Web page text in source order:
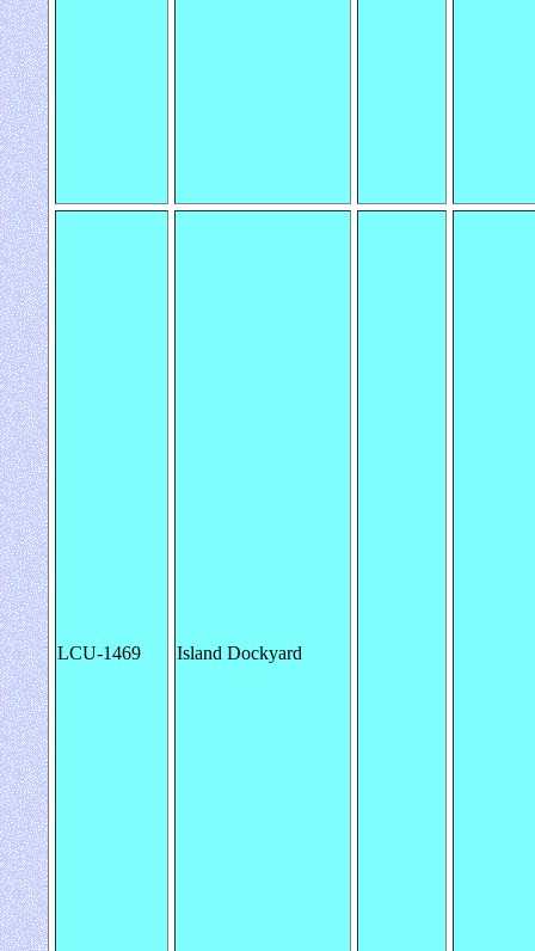
LCU-1469 Island Dockyard